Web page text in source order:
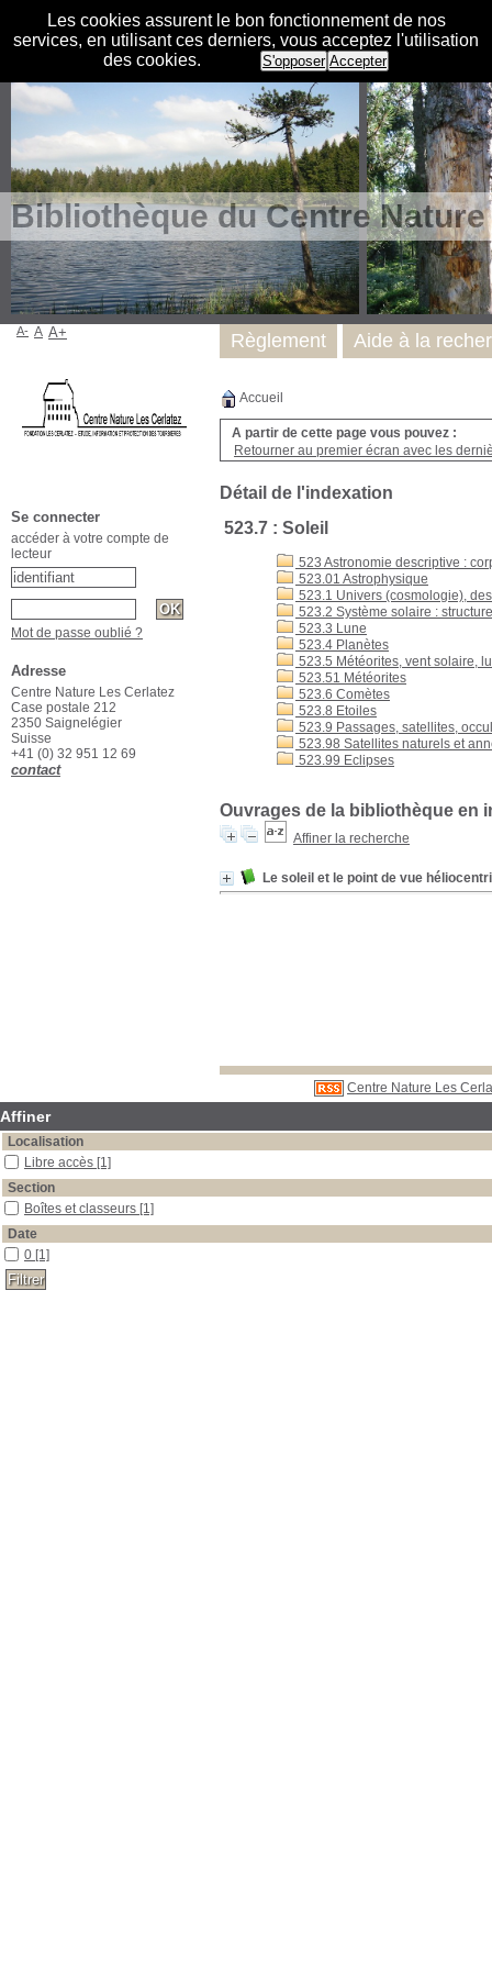
Les cookies assurent le bon fonctionnement de nos
services, en utilisant ces derniers, vous acceptez l'utilisation
des cookies.
S'opposer Accepter
Bibliothèque du Centre
Accueil
A partir de cette page vous pouvez :
Retourner au premier écran avec les
Détail de l'indexation
523.7 : Soleil
523 Astronomie descriptive :
523.01 Astrophysique
523.1 Univers (cosmologie),
523.2 Système solaire :
523.3 Lune
523.4 Planètes
523.5 Météorites, vent solaire,
523.51 Météorites
523.6 Comètes
523.8 Etoiles
523.9 Passages, satellites,
523.98 Satellites naturels et
523.99 Eclipses
Ouvrages de la bibliothèque en
Affiner la recherche
Le soleil et le point de vue
Centre Nature Les
Règlement Aide à la
A- A A+
Se connecter
accéder à votre compte de
lecteur
Mot de passe oublié ?
Adresse
Centre Nature Les Cerlatez
Case postale 212
2350 Saignelégier
Suisse
+41 (0) 32 951 12 69
contact
Affiner
Localisation
Libre accès [1]
Section
Boîtes et classeurs [1]
Date
0 [1]